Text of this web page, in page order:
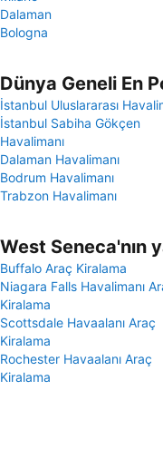
Dalaman
Bologna
Dünya Geneli En
İstanbul Uluslararası
İstanbul Sabiha Gökçen
Havalimanı
Dalaman Havalimanı
Bodrum Havalimanı
Trabzon Havalimanı
West Seneca'nın
Buffalo Araç Kiralama
Niagara Falls Havalimanı
Kiralama
Scottsdale Havaalanı Araç
Kiralama
Rochester Havaalanı Araç
Kiralama